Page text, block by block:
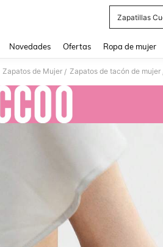
Zapatillas
Novedades Ofertas Ropa de mujer
Zapatos de Mujer / Zapatos de tacón de mujer